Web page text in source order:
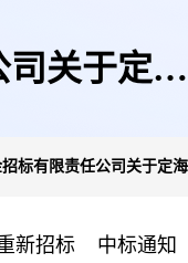
关于定海
招标有限责任公司关于定
新招标 中标通知